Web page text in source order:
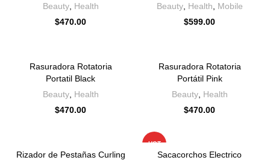
Beauty, Health
$470.00
Beauty, Health
Mobile
$599.00
Rasuradora Rotatoria
Portatil Black
Beauty, Health
$470.00
Rasuradora Rotatoria
Portátil Pink
Beauty, Health
$470.00
Rizador de Pestañas Curling
HOT
Sacacorchos Electrico